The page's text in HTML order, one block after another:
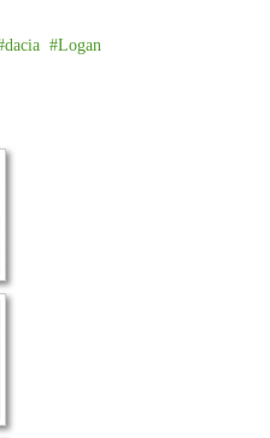
dacia Logan